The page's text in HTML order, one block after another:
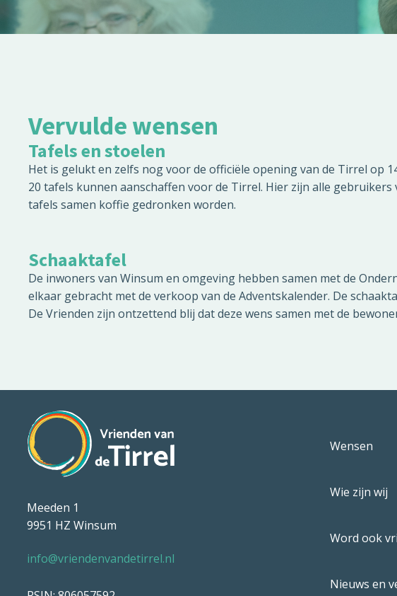
Vervulde wensen
Tafels en stoelen
Het is gelukt en zelfs nog voor de officiële opening van de Tirrel op
20 tafels kunnen aanschaffen voor de Tirrel. Hier zijn alle
tafels samen koffie gedronken worden.
Schaaktafel
De inwoners van Winsum en omgeving hebben samen met de
elkaar gebracht met de verkoop van de Adventskalender. De
De Vrienden zijn ontzettend blij dat deze wens samen met de
Meeden 1
9951 HZ Winsum
info@vriendenvandetirrel.nl
Wensen
Wie zijn wij
Word ook
Nieuws en